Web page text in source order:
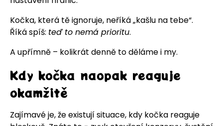
Kočka, která tě ignoruje, neříká „kašlu na tebe“.
Říká spíš: teď to nemá prioritu.
A upřímně – kolikrát denně to děláme i my.
Kdy kočka naopak reaguje
okamžitě
Zajímavé je, že existují situace, kdy kočka reaguje